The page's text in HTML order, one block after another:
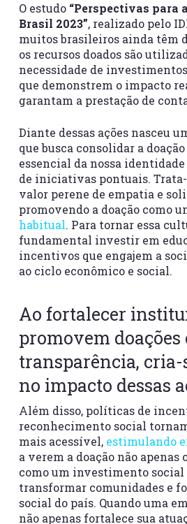
O estudo “Perspectivas para
Brasil 2023”, realizado pelo
muitos brasileiros ainda têm
os recursos doados são
necessidade de
que demonstrem o impacto
garantam a prestação de
Diante dessas ações nasceu
que busca consolidar a
essencial da nossa
de iniciativas pontuais.
valor perene de empatia e
promovendo a doação como
habitual. Para tornar essa
fundamental investir em
incentivos que engajem a
ao ciclo econômico e social.
Ao fortalecer
promovem doações
transparência,
no impacto dessas
Além disso, políticas de
reconhecimento social
mais acessível, estimulando
a verem a doação não apenas
como um investimento social
transformar comunidades e
social do país. Quando uma
não apenas fortalece sua